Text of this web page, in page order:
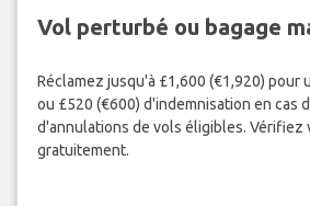
Vol perturbé ou bagage
Réclamez jusqu'à £1,600 (€1,920) pour
ou £520 (€600) d'indemnisation en cas
d'annulations de vols éligibles. Vérifiez
gratuitement.